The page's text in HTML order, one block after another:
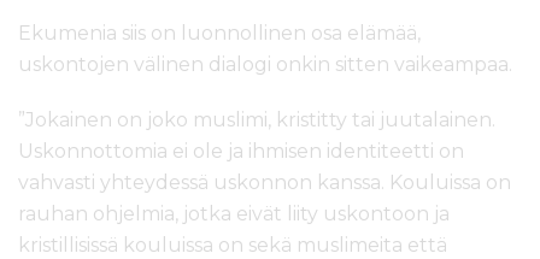
Ekumenia siis on luonnollinen osa elämää,
uskontojen välinen dialogi onkin sitten vaikeampaa.
”Jokainen on joko muslimi, kristitty tai juutalainen.
Uskonnottomia ei ole ja ihmisen identiteetti on
vahvasti yhteydessä uskonnon kanssa. Kouluissa on
rauhan ohjelmia, jotka eivät liity uskontoon ja
kristillisissä kouluissa on sekä muslimeita että